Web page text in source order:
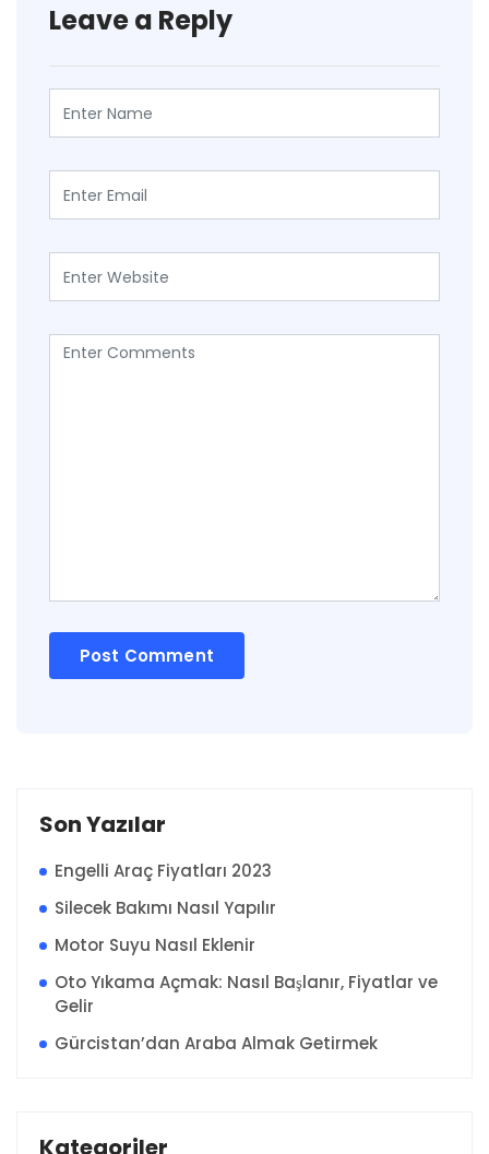
Leave a Reply
Son Yazılar
Engelli Araç Fiyatları 2023
Silecek Bakımı Nasıl Yapılır
Motor Suyu Nasıl Eklenir
Oto Yıkama Açmak: Nasıl Başlanır, Fiyatlar ve
Gelir
Gürcistan’dan Araba Almak Getirmek